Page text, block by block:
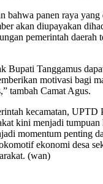
bahwa panen raya yang
akan diupayakan
pemerintah daerah
Bupati Tanggamus
motivasi bagi
tambah Camat Agus.
kecamatan, UPTD
kini menjadi tumpuan
momentum penting
ekonomi desa
(wan)